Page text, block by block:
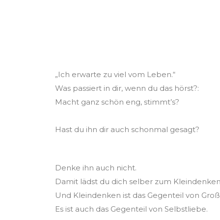
„Ich erwarte zu viel vom Leben.“
Was passiert in dir, wenn du das hörst?: ⁠
Macht ganz schön eng, stimmt’s? ⁠
Hast du ihn dir auch schonmal gesagt?⁠
Denke ihn auch nicht. ⁠
Damit lädst du dich selber zum Kleindenken
Und Kleindenken ist das Gegenteil von
Es ist auch das Gegenteil von Selbstliebe. ⁠